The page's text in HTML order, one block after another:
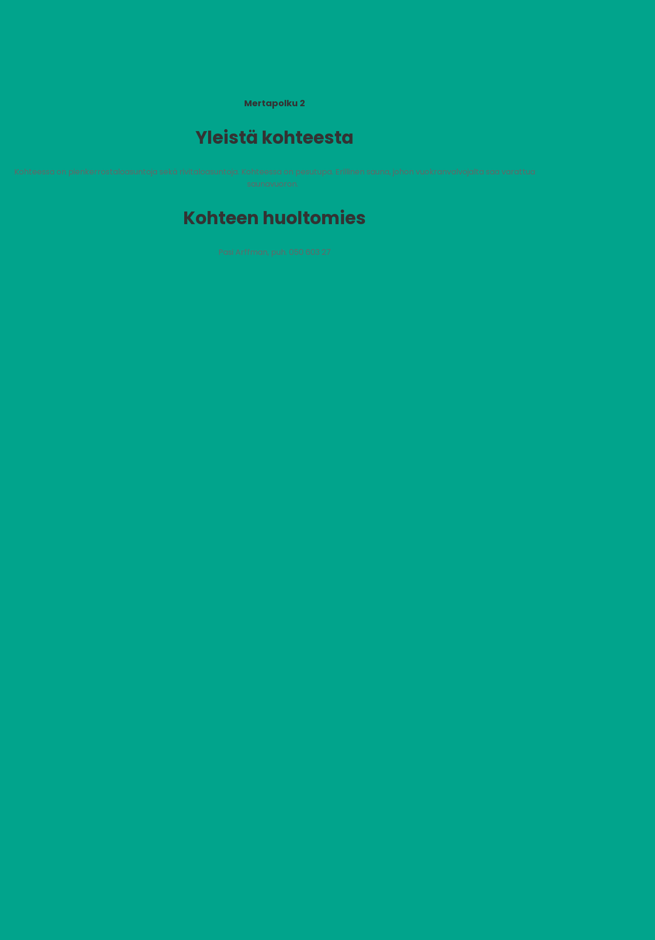
Mertapolku 2
Yleistä kohteesta
Kohteessa on pienkerrostaloasuntoja sekä rivitaloasuntoja. Kohteessa on pesutupa. Erillinen sauna, johon vuokranvalvojalta saa varattua
saunavuoron.
Kohteen huoltomies
Pasi Arffman, puh. 050 603 27